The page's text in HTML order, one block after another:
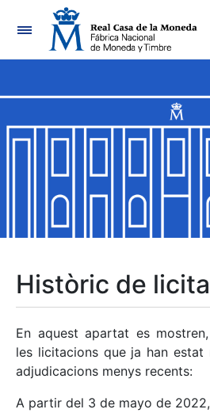
Navegació
Mostra/Amaga
Mostra/Amaga
Mostra/Amaga
Mostra/Amaga
Històric de
En aquest apartat es
les licitacions que ja han estat
adjudicacions menys recents:
A partir del 3 de mayo de